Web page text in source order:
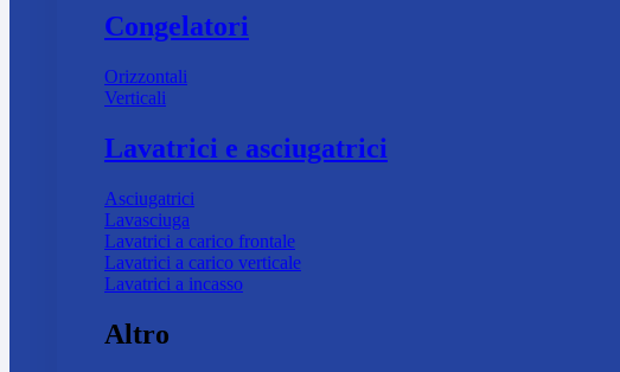
Congelatori
Orizzontali
Verticali
Lavatrici e asciugatrici
Asciugatrici
Lavasciuga
Lavatrici a carico frontale
Lavatrici a carico verticale
Lavatrici a incasso
Altro